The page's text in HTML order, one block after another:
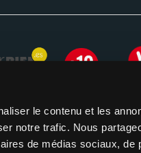
le contenu et les
notre trafic. Nous
de médias sociaux, de